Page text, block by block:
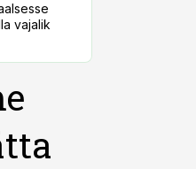
vajalik